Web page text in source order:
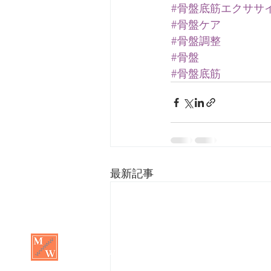
#骨盤底筋エクササ
#骨盤ケア
#骨盤調整
#骨盤
#骨盤底筋
最新記事